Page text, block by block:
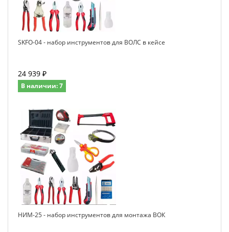
SKFO-04 - набор инструментов для ВОЛС в кейсе
24 939 ₽
В наличии: 7
НИМ-25 - набор инструментов для монтажа ВОК